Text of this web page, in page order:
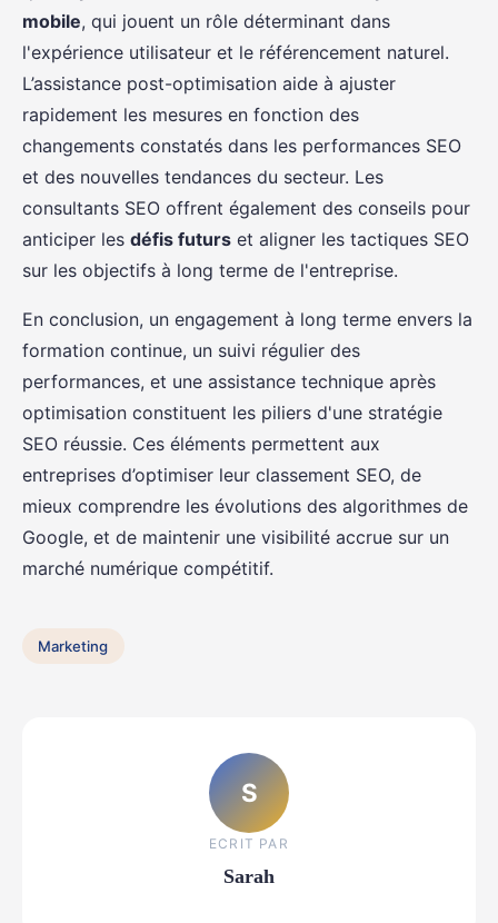
mobile, qui jouent un rôle déterminant dans
l'expérience utilisateur et le référencement naturel.
L’assistance post-optimisation aide à ajuster
rapidement les mesures en fonction des
changements constatés dans les performances SEO
et des nouvelles tendances du secteur. Les
consultants SEO offrent également des conseils pour
anticiper les défis futurs et aligner les tactiques SEO
sur les objectifs à long terme de l'entreprise.
En conclusion, un engagement à long terme envers la
formation continue, un suivi régulier des
performances, et une assistance technique après
optimisation constituent les piliers d'une stratégie
SEO réussie. Ces éléments permettent aux
entreprises d’optimiser leur classement SEO, de
mieux comprendre les évolutions des algorithmes de
Google, et de maintenir une visibilité accrue sur un
marché numérique compétitif.
Marketing
S
ECRIT PAR
Sarah